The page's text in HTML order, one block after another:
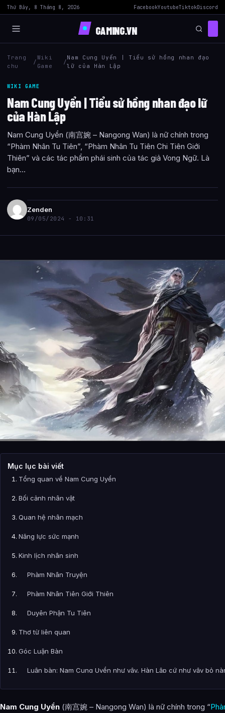
Thứ Bảy, 8 Tháng 8, 2026 FacebookYoutubeTiktokDiscord
GAMING.VN
Trang
chu
/
Wiki
Game
/
Nam Cung Uyển | Tiểu sử hồng nhan đạo
lữ của Hàn Lập
WIKI GAME
Nam Cung Uyển | Tiểu sử hồng nhan đạo lữ
của Hàn Lập
Nam Cung Uyển (南宫婉 – Nangong Wan) là nữ chính trong
“Phàm Nhân Tu Tiên”, “Phàm Nhân Tu Tiên Chi Tiên Giới
Thiên” và các tác phẩm phái sinh của tác giả Vong Ngữ. Là
bạn...
Zenden
09/05/2024 - 10:31
Mục lục bài viết
Tổng quan về Nam Cung Uyển
Bối cảnh nhân vật
Quan hệ nhân mạch
Năng lực sức mạnh
Kinh lịch nhân sinh
Phàm Nhân Truyện
Phàm Nhân Tiên Giới Thiên
Duyên Phận Tu Tiên
Thơ từ liên quan
Góc Luận Bàn
Luận bàn: Nam Cung Uyển như vậy, Hàn Lập cứ như vậy bỏ
Luận bàn: Vì sao Hàn Lập không tìm nàng mà đi tìm Tử Linh ?
Ảnh về Nam Cung Uyển
Nam Cung Uyển (南宫婉 – Nangong Wan) là nữ chính trong “